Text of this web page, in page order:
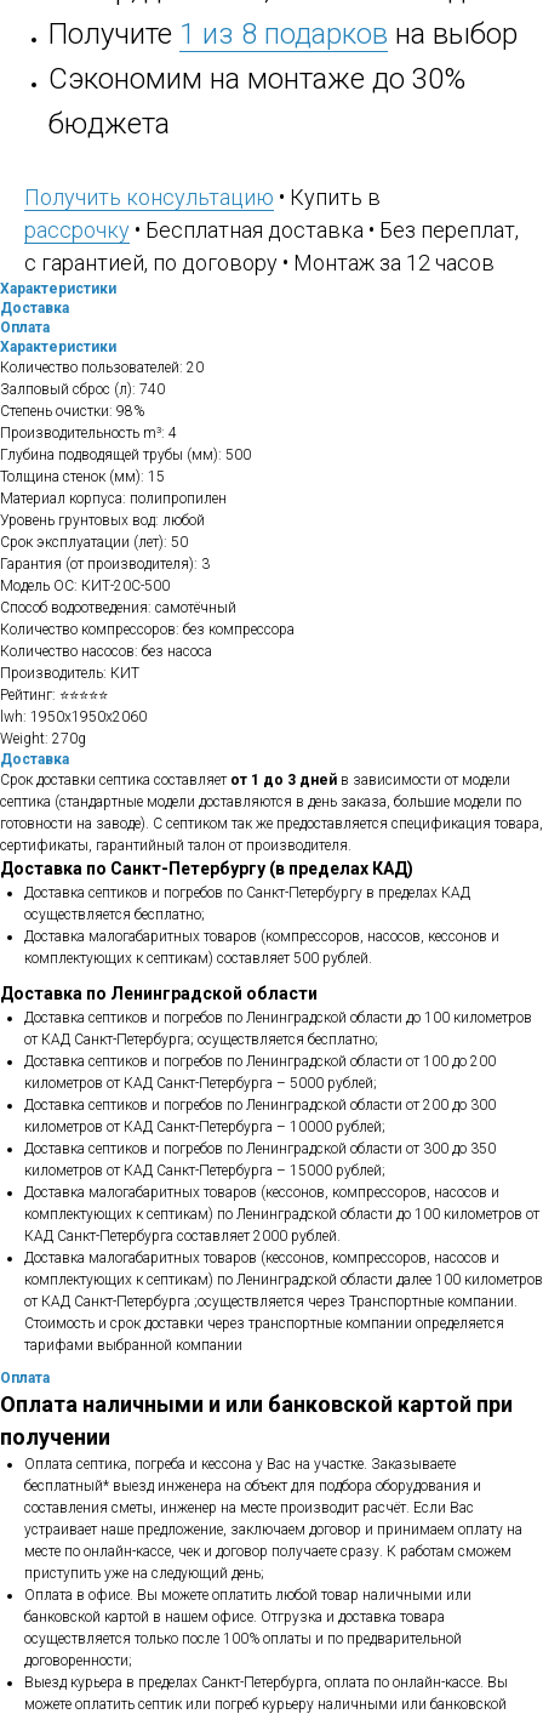
Получите 1 из 8 подарков на выбор
Сэкономим на монтаже до 30%
бюджета
Получить консультацию • Купить в
рассрочку • Бесплатная доставка • Без переплат,
с гарантией, по договору • Монтаж за 12 часов
Характеристики
Доставка
Оплата
Характеристики
Количество пользователей: 20
Залповый сброс (л): 740
Степень очистки: 98%
Производительность m³: 4
Глубина подводящей трубы (мм): 500
Толщина стенок (мм): 15
Материал корпуса: полипропилен
Уровень грунтовых вод: любой
Срок эксплуатации (лет): 50
Гарантия (от производителя): 3
Модель ОС: КИТ-20С-500
Способ водоотведения: самотёчный
Количество компрессоров: без компрессора
Количество насосов: без насоса
Производитель: КИТ
Рейтинг: ⭐⭐⭐⭐⭐
lwh: 1950x1950x2060
Weight: 270g
Доставка
Срок доставки септика составляет от 1 до 3 дней в зависимости от модели
септика (стандартные модели доставляются в день заказа, большие модели по
готовности на заводе). С септиком так же предоставляется спецификация товара,
сертификаты, гарантийный талон от производителя.
Доставка по Санкт-Петербургу (в пределах КАД)
Доставка септиков и погребов по Санкт-Петербургу в пределах КАД
осуществляется бесплатно;
Доставка малогабаритных товаров (компрессоров, насосов, кессонов и
комплектующих к септикам) составляет 500 рублей.
Доставка по Ленинградской области
Доставка септиков и погребов по Ленинградской области до 100 километров
от КАД Санкт-Петербурга; осуществляется бесплатно;
Доставка септиков и погребов по Ленинградской области от 100 до 200
километров от КАД Санкт-Петербурга – 5000 рублей;
Доставка септиков и погребов по Ленинградской области от 200 до 300
километров от КАД Санкт-Петербурга – 10000 рублей;
Доставка септиков и погребов по Ленинградской области от 300 до 350
километров от КАД Санкт-Петербурга – 15000 рублей;
Доставка малогабаритных товаров (кессонов, компрессоров, насосов и
комплектующих к септикам) по Ленинградской области до 100 километров от
КАД Санкт-Петербурга составляет 2000 рублей.
Доставка малогабаритных товаров (кессонов, компрессоров, насосов и
комплектующих к септикам) по Ленинградской области далее 100 километров
от КАД Санкт-Петербурга ;осуществляется через Транспортные компании.
Стоимость и срок доставки через транспортные компании определяется
тарифами выбранной компании
Оплата
Оплата наличными и или банковской картой при
получении
Оплата септика, погреба и кессона у Вас на участке. Заказываете
бесплатный* выезд инженера на объект для подбора оборудования и
составления сметы, инженер на месте производит расчёт. Если Вас
устраивает наше предложение, заключаем договор и принимаем оплату на
месте по онлайн-кассе, чек и договор получаете сразу. К работам сможем
приступить уже на следующий день;
Оплата в офисе. Вы можете оплатить любой товар наличными или
банковской картой в нашем офисе. Отгрузка и доставка товара
осуществляется только после 100% оплаты и по предварительной
договоренности;
Выезд курьера в пределах Санкт-Петербурга, оплата по онлайн-кассе. Вы
можете оплатить септик или погреб курьеру наличными или банковской